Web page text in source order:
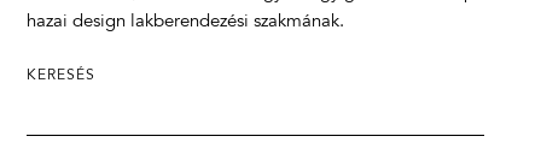
hazai design lakberendezési szakmának.
KERESÉS